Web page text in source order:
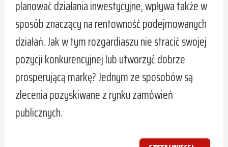
planować działania inwestycyjne, wpływa także w
sposób znaczący na rentowność podejmowanych
działań. Jak w tym rozgardiaszu nie stracić swojej
pozycji konkurencyjnej lub utworzyć dobrze
prosperującą markę? Jednym ze sposobów są
zlecenia pozyskiwane z rynku zamówień
publicznych.